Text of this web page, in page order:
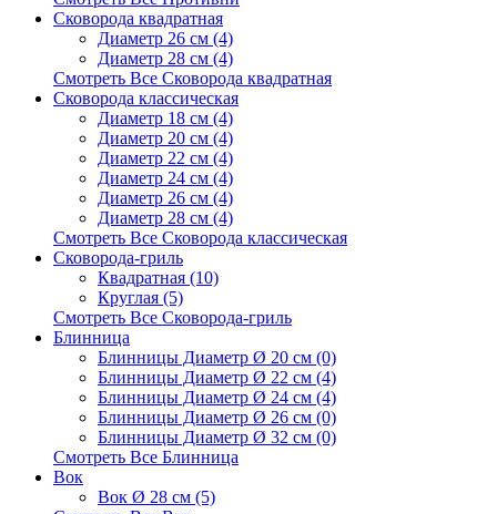
Сковорода квадратная
Диаметр 26 см (4)
Диаметр 28 см (4)
Смотреть Все Сковорода квадратная
Сковорода классическая
Диаметр 18 см (4)
Диаметр 20 см (4)
Диаметр 22 см (4)
Диаметр 24 см (4)
Диаметр 26 см (4)
Диаметр 28 см (4)
Смотреть Все Сковорода классическая
Сковорода-гриль
Квадратная (10)
Круглая (5)
Смотреть Все Сковорода-гриль
Блинница
Блинницы Диаметр Ø 20 см (0)
Блинницы Диаметр Ø 22 см (4)
Блинницы Диаметр Ø 24 см (4)
Блинницы Диаметр Ø 26 см (0)
Блинницы Диаметр Ø 32 см (0)
Смотреть Все Блинница
Вок
Вок Ø 28 см (5)